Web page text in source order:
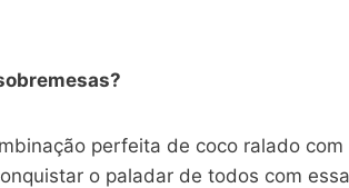
perfeita de coco ralado
o paladar de todos com